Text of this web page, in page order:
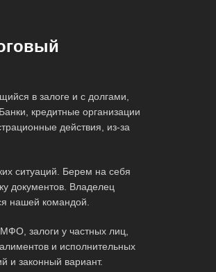
в залоге и с долгами,
кредитные организации
действия, из-за
ситуаций. Берем на себя
документов. Владелец
нашей командой.
залоги у частных лиц,
и исполнительных
и законный вариант.